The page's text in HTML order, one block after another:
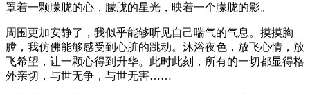
罩着一颗朦胧的心，朦胧的星光，映着一个朦胧的影。
周围更加安静了，我似乎能够听见自己喘气的气息。摸摸胸
膛，我仿佛能够感受到心脏的跳动。沐浴夜色，放飞心情，放
飞希望，让一颗心得到升华。此时此刻，所有的一切都显得格
外亲切，与世无争，与世无害……